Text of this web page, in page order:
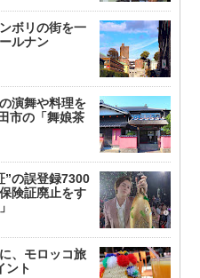
ボリの街を一
ルナン
演舞や料理を
市の「舞娘茶
”の誤登録7300
険証廃止をす
、モロッコ旅
ント